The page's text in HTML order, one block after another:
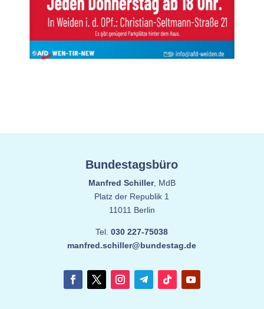
Bundestagsbüro
Manfred Schiller, MdB
Platz der Republik 1
11011 Berlin
Tel.030 227-75038
manfred.schiller@bundestag.de